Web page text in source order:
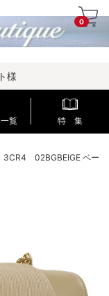
0
様
覧 特 集
02BGBEIGE ベー